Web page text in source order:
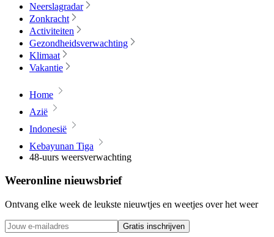
Neerslagradar
Zonkracht
Activiteiten
Gezondheidsverwachting
Klimaat
Vakantie
Home
Azië
Indonesië
Kebayunan Tiga
48-uurs weersverwachting
Weeronline nieuwsbrief
Ontvang elke week de leukste nieuwtjes en weetjes over het weer
Gratis inschrijven